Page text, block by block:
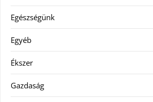
Egészségünk
Egyéb
Ékszer
Gazdaság